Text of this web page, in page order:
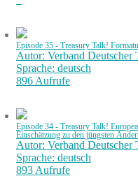
Episode 35 - Treasury Talk!
Autor: Verband Deutscher
Sprache: deutsch
896 Aufrufe
Episode 34 - Treasury Talk!
Einschätzung zu den jüngsten
Autor: Verband Deutscher
Sprache: deutsch
893 Aufrufe